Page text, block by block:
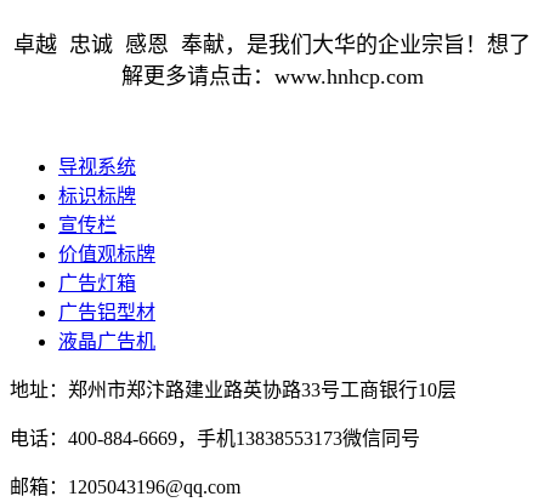
卓越 忠诚 感恩 奉献，是我们大华的企业宗旨！想了
解更多请点击：www.hnhcp.com
导视系统
标识标牌
宣传栏
价值观标牌
广告灯箱
广告铝型材
液晶广告机
地址：郑州市郑汴路建业路英协路33号工商银行10层
电话：400-884-6669，手机13838553173微信同号
邮箱：1205043196@qq.com